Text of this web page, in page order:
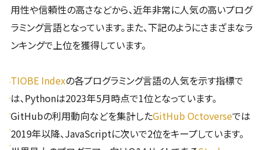
用性や信頼性の高さなどから、近年非常に人気の高いプログ
ラミング言語となっています。また、下記のようにさまざまなラ
ンキングで上位を獲得しています。
TIOBE Indexの各プログラミング言語の人気を示す指標で
は、Pythonは2023年5月時点で1位となっています。
GitHubの利用動向などを集計したGitHub Octoverseでは
2019年以降、JavaScriptに次いで2位をキープしています。